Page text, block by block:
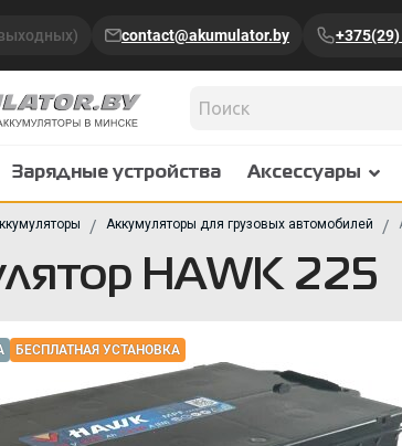
contact@akumulator.by
Зарядные устройства Аксессуары
Аккумуляторы для грузовых автомобилей
HAWK 225
БЕСПЛАТНАЯ УСТАНОВКА